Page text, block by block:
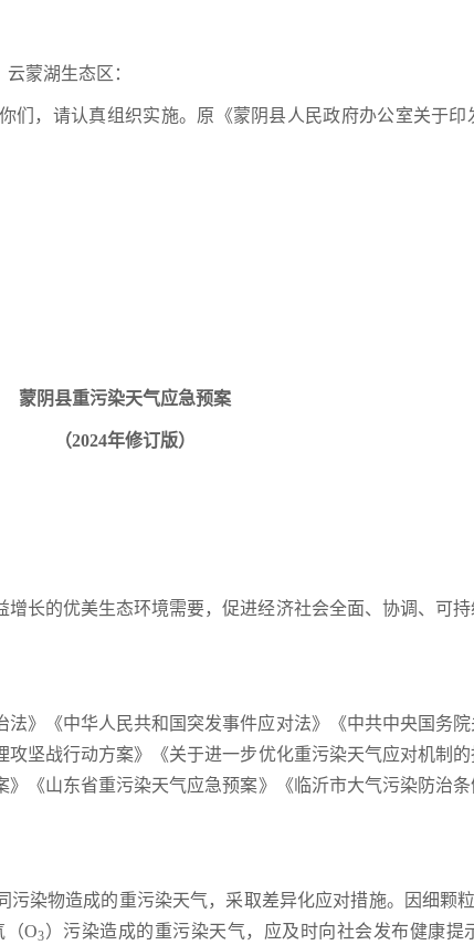
蒙湖生态区：
们，请认真组织实施。原《蒙阴县人民政府办公室关于
蒙阴县重污染天气应急预案
（2024年修订版）
长的优美生态环境需要，促进经济社会全面、协调、可
》《中华人民共和国突发事件应对法》《中共中央国务
坚战行动方案》《关于进一步优化重污染天气应对机制
《山东省重污染天气应急预案》《临沂市大气污染防治
染物造成的重污染天气，采取差异化应对措施。因细颗
（O3）污染造成的重污染天气，应及时向社会发布健康提